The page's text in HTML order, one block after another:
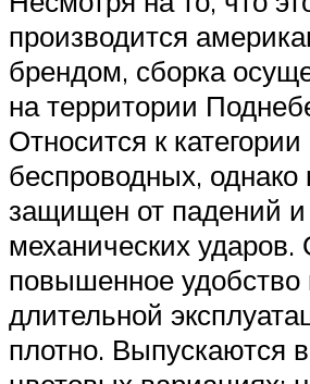
производится
брендом, сборка
на территории
Относится к категории
беспроводных, однако
защищен от падений и
механических ударов.
повышенное удобство
длительной
плотно. Выпускаются